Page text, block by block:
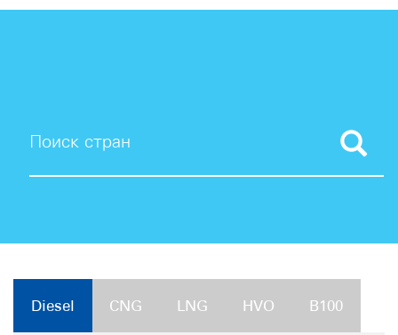
Поиск стран
Diesel CNG LNG HVO B100